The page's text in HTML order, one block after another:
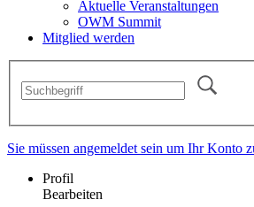
Aktuelle Veranstaltungen
OWM Summit
Mitglied werden
Sie müssen angemeldet sein um Ihr Konto
Profil
Bearbeiten